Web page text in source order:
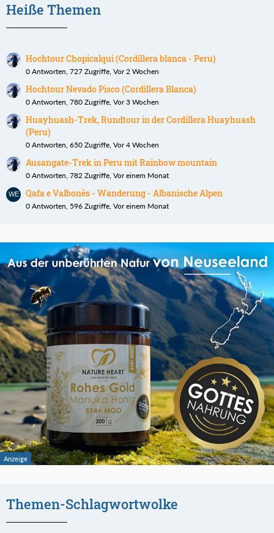
Heiße Themen
Hochtour Chopicalqui (Cordillera blanca - Peru)
0 Antworten, 727 Zugriffe, Vor 2 Wochen
Hochtour Nevado Pisco (Cordillera Blanca)
0 Antworten, 780 Zugriffe, Vor 3 Wochen
Huayhuash-Trek, Rundtour in der Cordillera Huayhuash
(Peru)
0 Antworten, 650 Zugriffe, Vor 4 Wochen
Ausangate-Trek in Peru mit Rainbow mountain
0 Antworten, 782 Zugriffe, Vor einem Monat
Qafa e Valbonës - Wanderung - Albanische Alpen
0 Antworten, 596 Zugriffe, Vor einem Monat
Themen-Schlagwortwolke